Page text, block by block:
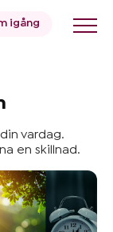
igång
vardag.
en skillnad.